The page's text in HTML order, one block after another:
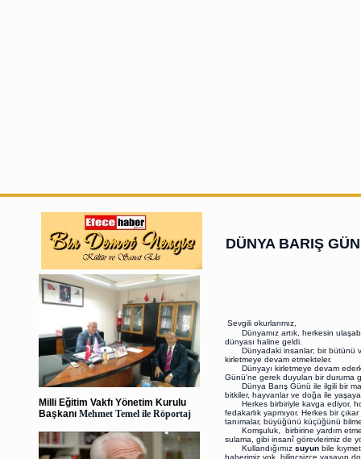
Milli Eğitim Vakfı Yönetim Kurulu
Başkanı Mehmet Temel ile Röportaj
DÜNYA BARIŞ
Sevgili okurlarımız,
Dünyamız artık, herkesin
dünyası haline geldi.
Dünyadaki insanlar; bir bütünü ve
kirletmeye devam etmekteler.
Dünyayı kirletmeye devam
Günü'ne gerek duyulan bir duruma
Dünya Barış Günü ile ilgili bir
bitkiler, hayvanlar ve doğa ile
Herkes birbiriyle kavga ediyor,
fedakarlık yapmıyor. Herkes bir
tanımalar, büyüğünü küçüğünü
Komşuluk, birbirine yardım etme,
sulama, gibi insanî görevlerimiz de
Kullandığımız suyun bile
haberimiz yok, bilincsizce yaşayıp